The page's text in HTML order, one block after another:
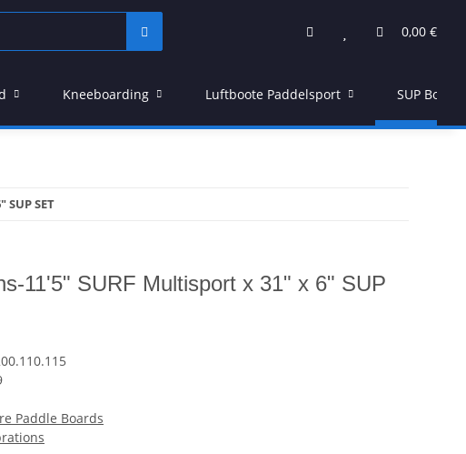
0,00 €
Kneeboarding Luftboote Paddelsport SUP Board
SET
11'5" SURF Multisport x 31" x 6" SUP
Paddle Boards